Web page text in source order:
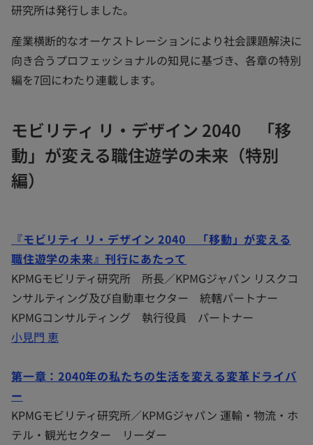
研究所は発行しました。
産業横断的なオーケストレーションにより社会課題解決に
向き合うプロフェッショナルの知見に基づき、各章の特別
編を7回にわたり連載します。
モビリティ リ・デザイン 2040 「移
動」が変える職住遊学の未来（特別
編）
『モビリティ リ・デザイン 2040 「移動」が変える
職住遊学の未来』刊行にあたって
KPMGモビリティ研究所 所長／KPMGジャパン リスクコ
ンサルティング及び自動車セクター 統轄パートナー
KPMGコンサルティング 執行役員 パートナー
小見門 恵
第一章：2040年の私たちの生活を変える変革ドライバ
ー
KPMGモビリティ研究所／KPMGジャパン 運輸・物流・ホ
テル・観光セクター リーダー